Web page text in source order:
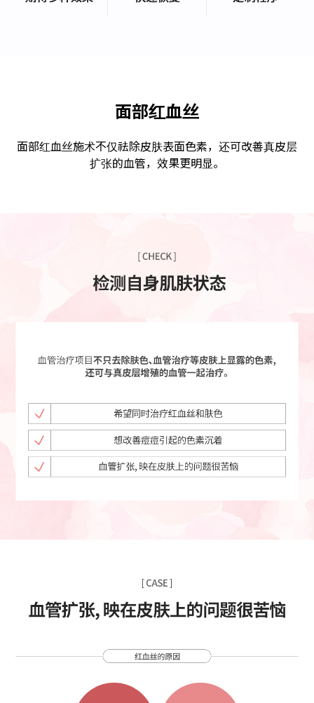
面部红血丝
面部红血丝施术不仅祛除皮肤表面色素，还可改善真皮层
扩张的血管，效果更明显。